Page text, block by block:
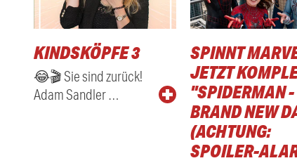
KINDSKÖPFE 3
😂🎬 Sie sind zurück!
Adam Sandler …
SPINNT
JETZT
"SPIDERMAN -
BRAND NEW
(ACHTUNG:
SPOILER-